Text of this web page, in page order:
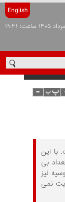
English
با این
بی
نیز
نمی